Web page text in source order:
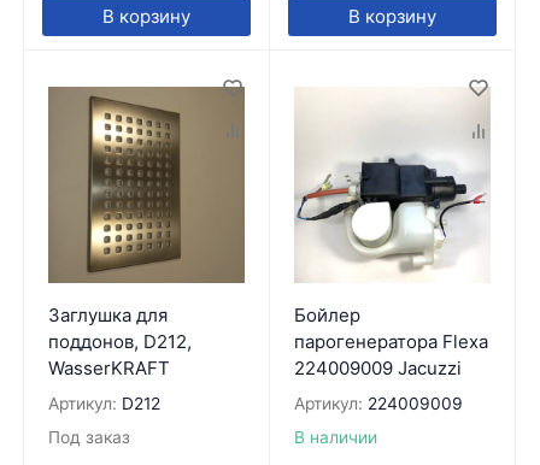
В корзину В корзину
Заглушка для
поддонов, D212,
WasserKRAFT
Артикул: D212
Под заказ
Бойлер
парогенератора Flexa
224009009 Jacuzzi
Артикул: 224009009
В наличии